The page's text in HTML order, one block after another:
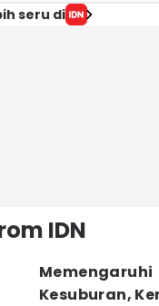
seru di
IDN
Memengaruhi
Kesuburan,